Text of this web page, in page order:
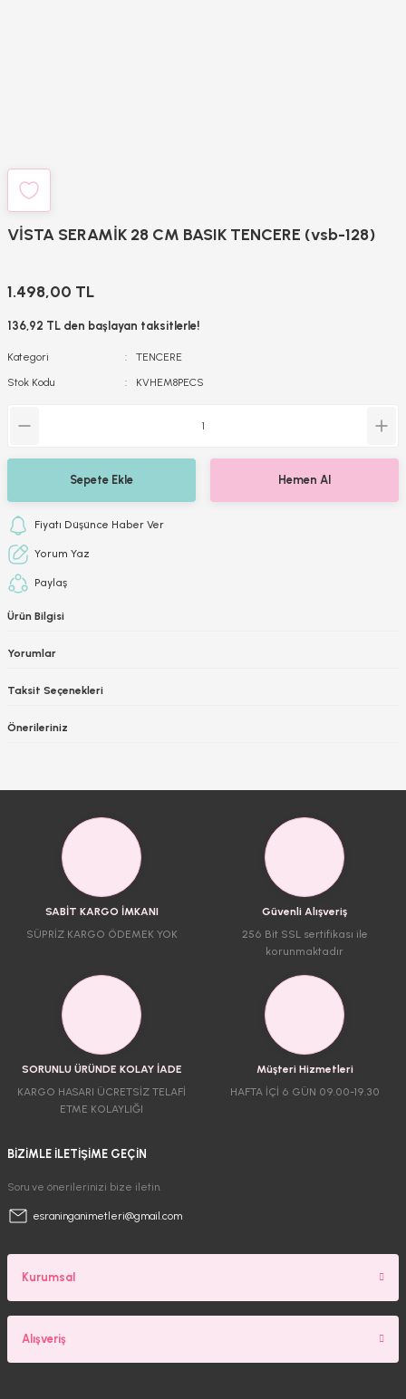
VİSTA SERAMİK 28 CM BASIK TENCERE (vsb-128)
1.498,00 TL
136,92 TL den başlayan taksitlerle!
Kategori
TENCERE
Stok Kodu
KVHEM8PECS
Sepete Ekle Hemen Al
Fiyatı Düşünce Haber Ver
Yorum Yaz
Paylaş
Ürün Bilgisi
Yorumlar
Taksit Seçenekleri
Önerileriniz
SABİT KARGO İMKANI
SÜPRİZ KARGO ÖDEMEK YOK
Güvenli Alışveriş
256 Bit SSL sertifikası ile
korunmaktadır
SORUNLU ÜRÜNDE KOLAY İADE
KARGO HASARI ÜCRETSİZ TELAFİ
ETME KOLAYLIĞI
Müşteri Hizmetleri
HAFTA İÇİ 6 GÜN 09.00-19.30
BİZİMLE İLETİŞİME GEÇİN
Soru ve önerilerinizi bize iletin.
esraninganimetleri@gmail.com
Kurumsal
Alışveriş